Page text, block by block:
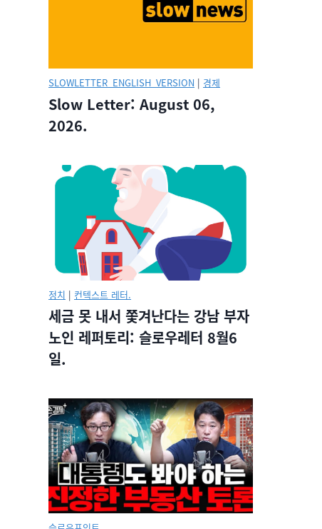
SLOWLETTER_ENGLISH_VERSION | 경제
Slow Letter: August 06,
2026.
정치 | 컨텍스트 레터.
세금 못 내서 쫓겨난다는 강남 부자
노인 레퍼토리: 슬로우레터 8월6
일.